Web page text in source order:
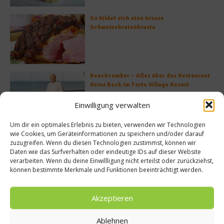
Einwilligung verwalten
Um dir ein optimales Erlebnis zu bieten, verwenden wir Technologien
wie Cookies, um Geräteinformationen zu speichern und/oder darauf
zuzugreifen. Wenn du diesen Technologien zustimmst, können wir
Daten wie das Surfverhalten oder eindeutige IDs auf dieser Website
verarbeiten. Wenn du deine Einwillligung nicht erteilst oder zurückziehst,
können bestimmte Merkmale und Funktionen beeinträchtigt werden.
Akzeptieren
Ablehnen
So bildet sich eine krosse
Schweinebratenkruste
Beachcomber – Alles über das Restaurant
Heinz Beck im Forte Village Resort
Was ist der Unterschied zwischen Limonen
und Limetten?